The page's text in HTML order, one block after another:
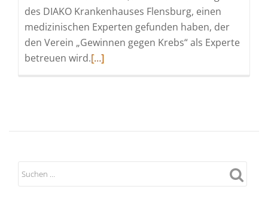
des DIAKO Krankenhauses Flensburg, einen
medizinischen Experten gefunden haben, der
den Verein „Gewinnen gegen Krebs“ als Experte
betreuen wird.Read
Krebs:
Initiative
[…]